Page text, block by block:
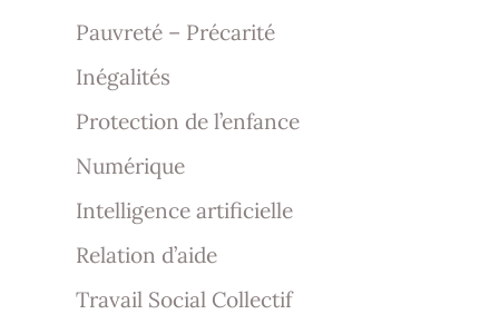
Pauvreté – Précarité
Inégalités
Protection de l’enfance
Numérique
Intelligence artificielle
Relation d’aide
Travail Social Collectif